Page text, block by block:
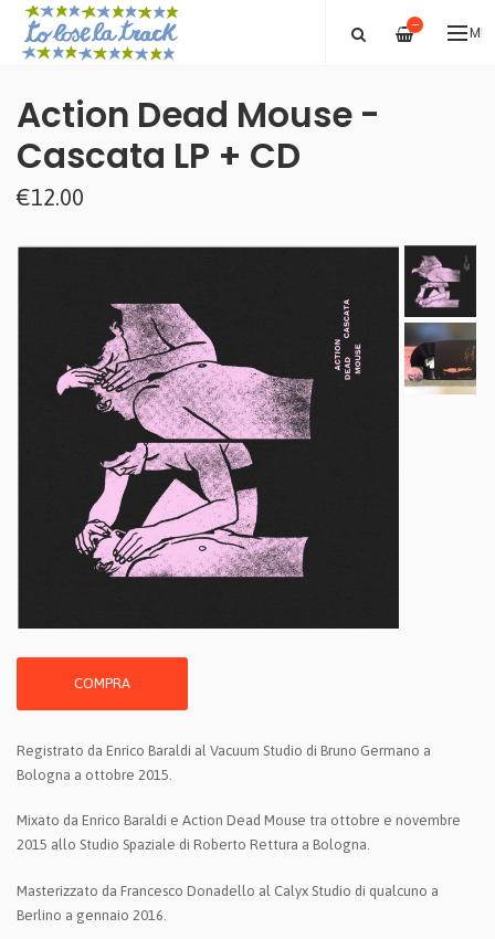
—
Action Dead Mouse -
Cascata LP + CD
€12.00
COMPRA
Registrato da Enrico Baraldi al Vacuum Studio di Bruno Germano a
Bologna a ottobre 2015.
Mixato da Enrico Baraldi e Action Dead Mouse tra ottobre e novembre
2015 allo Studio Spaziale di Roberto Rettura a Bologna.
Masterizzato da Francesco Donadello al Calyx Studio di qualcuno a
Berlino a gennaio 2016.